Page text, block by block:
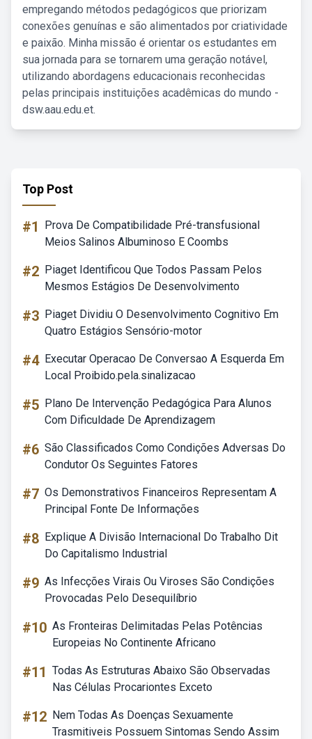
empregando métodos pedagógicos que priorizam
conexões genuínas e são alimentados por criatividade
e paixão. Minha missão é orientar os estudantes em
sua jornada para se tornarem uma geração notável,
utilizando abordagens educacionais reconhecidas
pelas principais instituições acadêmicas do mundo -
dsw.aau.edu.et.
Top Post
#1
Prova De Compatibilidade Pré-transfusional
Meios Salinos Albuminoso E Coombs
#2 Piaget Identificou Que Todos Passam Pelos
Mesmos Estágios De Desenvolvimento
#3 Piaget Dividiu O Desenvolvimento Cognitivo Em
Quatro Estágios Sensório-motor
#4 Executar Operacao De Conversao A Esquerda Em
Local Proibido.pela.sinalizacao
#5 Plano De Intervenção Pedagógica Para Alunos
Com Dificuldade De Aprendizagem
#6 São Classificados Como Condições Adversas Do
Condutor Os Seguintes Fatores
#7 Os Demonstrativos Financeiros Representam A
Principal Fonte De Informações
#8 Explique A Divisão Internacional Do Trabalho Dit
Do Capitalismo Industrial
#9 As Infecções Virais Ou Viroses São Condições
Provocadas Pelo Desequilíbrio
#10 As Fronteiras Delimitadas Pelas Potências
Europeias No Continente Africano
#11 Todas As Estruturas Abaixo São Observadas
Nas Células Procariontes Exceto
#12 Nem Todas As Doenças Sexuamente
Trasmitiveis Possuem Sintomas Sendo Assim